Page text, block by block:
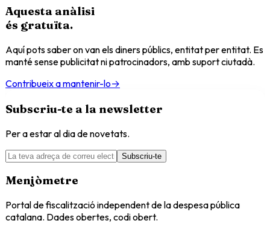
Aquesta anàlisi
és gratuïta.
Aquí pots saber on van els diners públics, entitat per entitat. Es
manté sense publicitat ni patrocinadors, amb suport ciutadà.
Contribueix a mantenir-lo→
Subscriu-te a la newsletter
Per a estar al dia de novetats.
Subscriu-te
Menjòmetre
Portal de fiscalització independent de la despesa pública
catalana. Dades obertes, codi obert.